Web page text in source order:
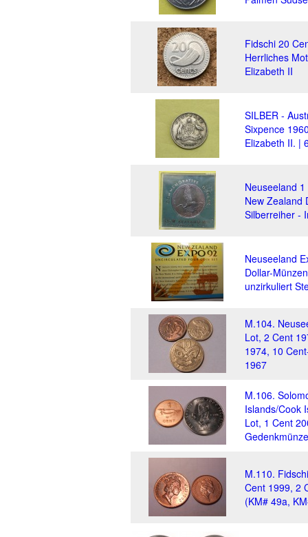
Fidschi 20
Herrliches
Elizabeth II
SILBER -
Sixpence
Elizabeth II. |
Neuseeland
New Zealand
Silberreiher -
Neuseeland
Dollar-
unzirkuliert
M.104.
Lot, 2 Cent
1974, 10
1967
M.106.
Islands/Cook
Lot, 1 Cent
M.110.
Cent 1999, 2
(KM# 49a,